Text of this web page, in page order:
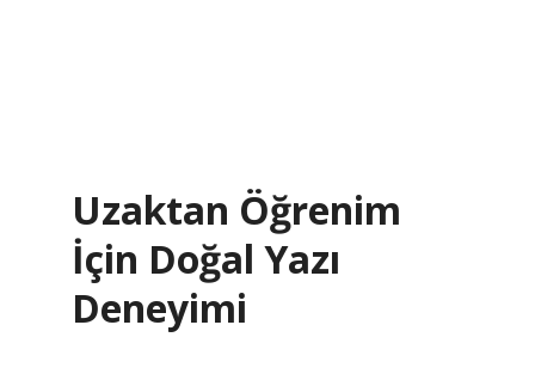
Uzaktan Öğrenim
İçin Doğal Yazı
Deneyimi